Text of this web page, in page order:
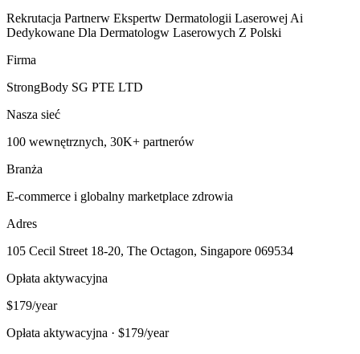
Rekrutacja Partnerw Ekspertw Dermatologii Laserowej Ai
Dedykowane Dla Dermatologw Laserowych Z Polski
Firma
StrongBody SG PTE LTD
Nasza sieć
100 wewnętrznych, 30K+ partnerów
Branża
E-commerce i globalny marketplace zdrowia
Adres
105 Cecil Street 18-20, The Octagon, Singapore 069534
Opłata aktywacyjna
$179/year
Opłata aktywacyjna · $179/year